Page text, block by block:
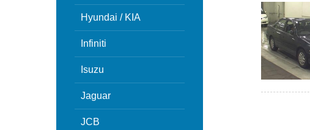
Hyundai / KIA
Infiniti
Isuzu
Jaguar
JCB